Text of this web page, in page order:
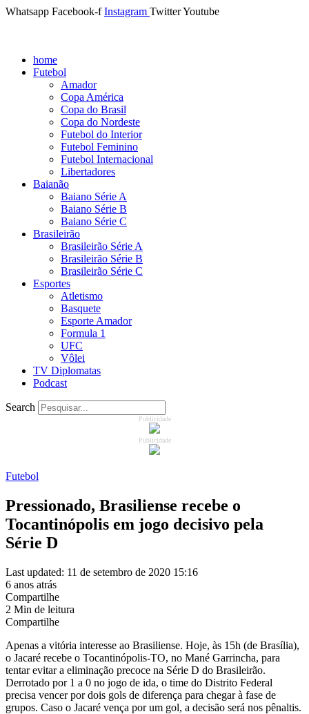
Whatsapp Facebook-f Instagram TwitterYoutube
home
Futebol
Amador
Copa América
Copa do Brasil
Copa do Nordeste
Futebol do Interior
Futebol Feminino
Futebol Internacional
Libertadores
Baianão
Baiano Série A
Baiano Série B
Baiano Série C
Brasileirão
Brasileirão Série A
Brasileirão Série B
Brasileirão Série C
Esportes
Atletismo
Basquete
Esporte Amador
Formula 1
UFC
Vôlei
TV Diplomatas
Podcast
Search
Publicidade
Publicidade
Futebol
Pressionado, Brasiliense recebe o
Tocantinópolis em jogo decisivo pela
Série D
Last updated: 11 de setembro de 2020 15:16
6 anos atrás
Compartilhe
2 Min de leitura
Compartilhe
Apenas a vitória interesse ao Brasiliense. Hoje, às 15h (de Brasília),
o Jacaré recebe o Tocantinópolis-TO, no Mané Garrincha, para
tentar evitar a eliminação precoce na Série D do Brasileirão.
Derrotado por 1 a 0 no jogo de ida, o time do Distrito Federal
precisa vencer por dois gols de diferença para chegar à fase de
grupos. Caso o Jacaré vença por um gol, a decisão será nos pênaltis.